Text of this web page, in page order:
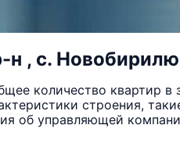
, с.
количество квартир в
строения,
об управляющей